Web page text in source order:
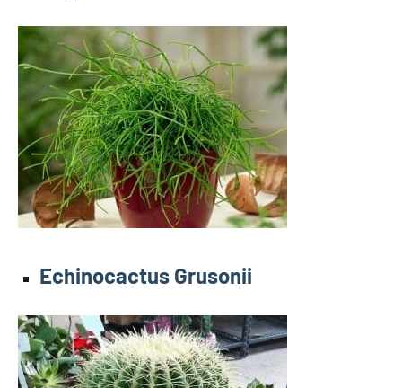
Echinocactus Grusonii